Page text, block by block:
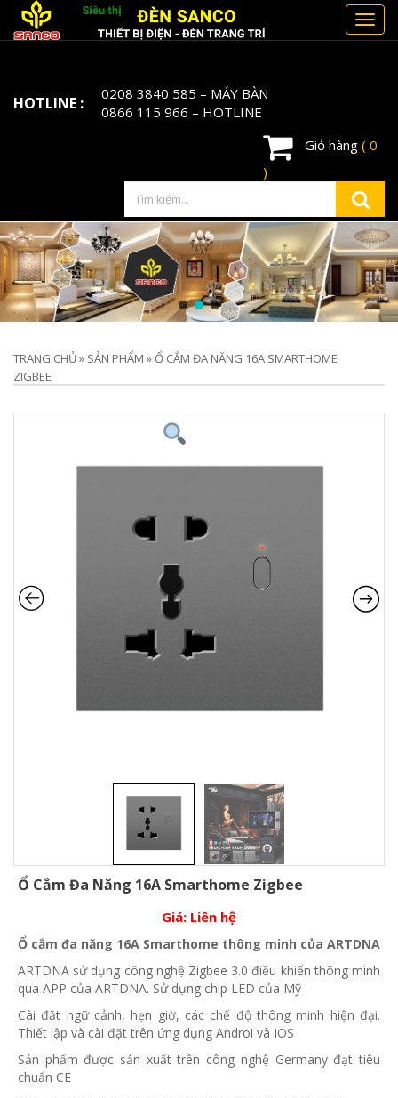
HOTLINE : 0208 3840 585 – MÁY BÀN
0866 115 966 – HOTLINE
Giỏ hàng ( 0
)
TRANG CHỦ» SẢN PHẨM »Ổ CẮM ĐA NĂNG 16A SMARTHOME
ZIGBEE
Ổ Cắm Đa Năng 16A Smarthome Zigbee
Giá: Liên hệ
Ổ cắm đa năng 16A Smarthome thông minh của ARTDNA
ARTDNA sử dụng công nghệ Zigbee 3.0 điều khiển thông minh
qua APP của ARTDNA. Sử dụng chip LED của Mỹ
Cài đặt ngữ cảnh, hẹn giờ, các chế độ thông minh hiện đại.
Thiết lập và cài đặt trên ứng dụng Androi và IOS
Sản phẩm được sản xuất trên công nghệ Germany đạt tiêu
chuẩn CE